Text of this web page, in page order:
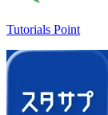
Tutorials Point